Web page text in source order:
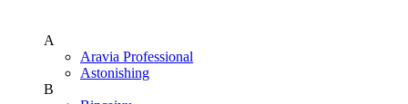
A
Aravia Professional
Astonishing
B